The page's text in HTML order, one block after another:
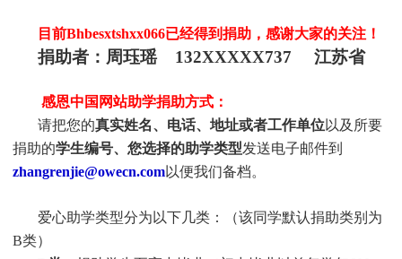
目前Bhbesxtshxx066已经得到捐助，感谢大家的关注！
捐助者： 周珏瑶 132XXXXX737 江苏省
感恩中国网站助学捐助方式：
请把您的真实姓名、电话、地址或者工作单位以及所要
捐助的学生编号、您选择的助学类型发送电子邮件到
zhangrenjie@owecn.com以便我们备档。
爱心助学类型分为以下几类：（该同学默认捐助类别为
B类）